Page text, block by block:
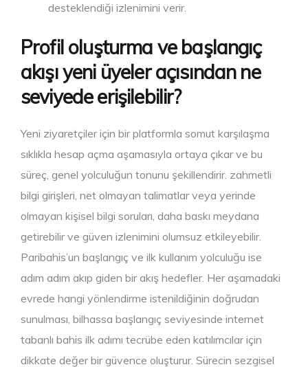
desteklendiği izlenimini verir.
Profil oluşturma ve başlangıç
akışı yeni üyeler açısından ne
seviyede erişilebilir?
Yeni ziyaretçiler için bir platformla somut karşılaşma
sıklıkla hesap açma aşamasıyla ortaya çıkar ve bu
süreç, genel yolculuğun tonunu şekillendirir. zahmetli
bilgi girişleri, net olmayan talimatlar veya yerinde
olmayan kişisel bilgi soruları, daha baskı meydana
getirebilir ve güven izlenimini olumsuz etkileyebilir.
Paribahis’un başlangıç ve ilk kullanım yolculuğu ise
adım adım akıp giden bir akış hedefler. Her aşamadaki
evrede hangi yönlendirme istenildiğinin doğrudan
sunulması, bilhassa başlangıç seviyesinde internet
tabanlı bahis ilk adımı tecrübe eden katılımcılar için
dikkate değer bir güvence oluşturur. Sürecin sezgisel